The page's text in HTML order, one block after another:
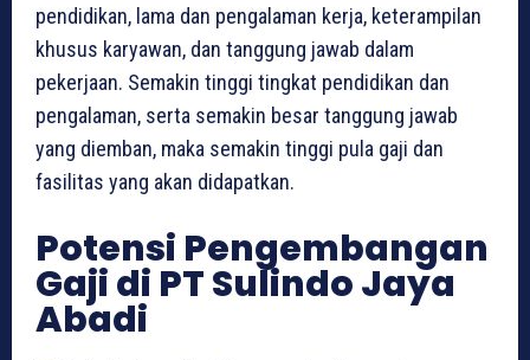
pendidikan, lama dan pengalaman kerja, keterampilan
khusus karyawan, dan tanggung jawab dalam
pekerjaan. Semakin tinggi tingkat pendidikan dan
pengalaman, serta semakin besar tanggung jawab
yang diemban, maka semakin tinggi pula gaji dan
fasilitas yang akan didapatkan.
Potensi Pengembangan
Gaji di PT Sulindo Jaya
Abadi